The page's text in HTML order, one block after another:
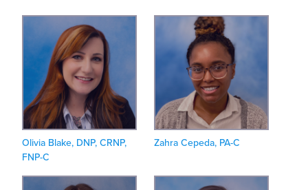
Olivia Blake, DNP, CRNP,
FNP-C
Zahra Cepeda, PA-C